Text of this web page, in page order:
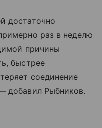
достаточно
раз в неделю
причины
быстрее
соединение
добавил Рыбников.